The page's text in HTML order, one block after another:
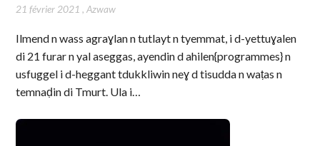
21 février 2021 ,Azwaw
Ilmend n wass agraɣlan n tutlayt n tyemmat, i d-yettuɣalen
di 21 furar n yal aseggas, ayendin d ahilen{programmes} n
usfuggel i d-heggant tdukkliwin neɣ d tisudda n waṭas n
temnaḍin di Tmurt. Ula i…